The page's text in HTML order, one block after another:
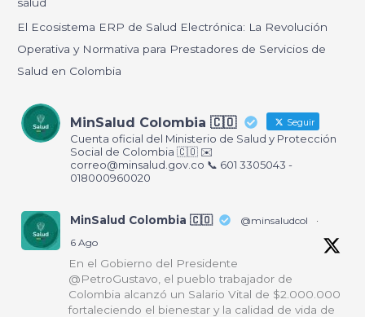
:
El Ecosistema ERP de Salud Electrónica: La Revolución
Operativa y Normativa para Prestadores de Servicios de
Salud en Colombia
MinSalud Colombia 🇨🇴 Seguir
Cuenta oficial del Ministerio de Salud y Protección
Social de Colombia 🇨🇴 ✉️
correo@minsalud.gov.co 📞 601 3305043 -
018000960020
MinSalud Colombia 🇨🇴 @minsaludcol
·
6 Ago
En el Gobierno del Presidente
@PetroGustavo, el pueblo trabajador de
Colombia alcanzó un Salario Vital de $2.000.000
fortaleciendo el bienestar y la calidad de vida de